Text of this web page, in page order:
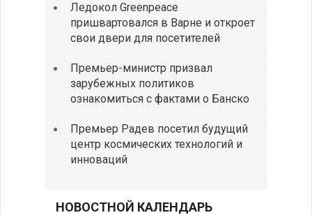
Ледокол Greenpeace
пришвартовался в Варне и откроет
свои двери для посетителей
Премьер-министр призвал
зарубежных политиков
ознакомиться с фактами о Банско
Премьер Радев посетил будущий
центр космических технологий и
инноваций
НОВОСТНОЙ КАЛЕНДАРЬ